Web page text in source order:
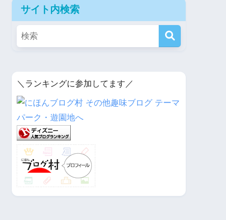
サイト内検索
＼ランキングに参加してます／